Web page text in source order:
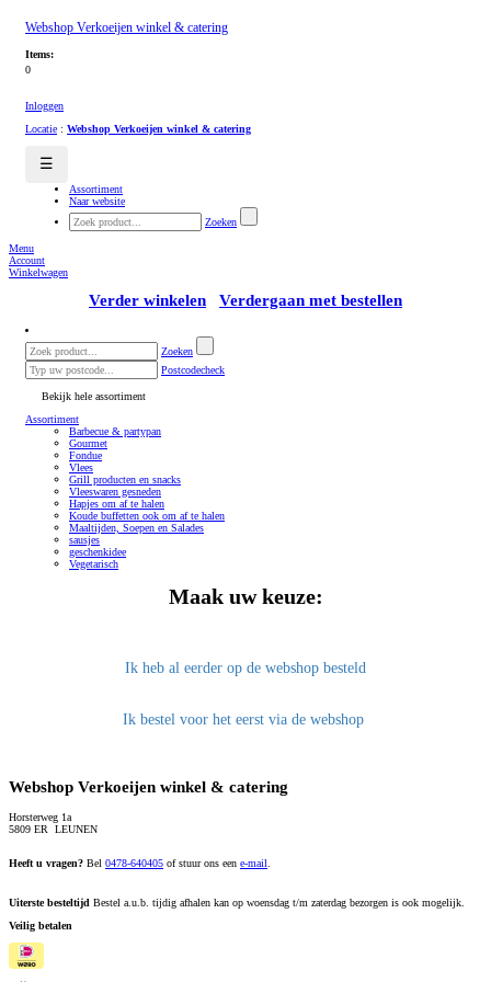
Webshop Verkoeijen winkel & catering
Items:
0
Inloggen
Locatie : Webshop Verkoeijen winkel & catering
☰
Assortiment
Naar website
Zoeken
Menu
Account
Winkelwagen
Verder winkelen Verdergaan met bestellen
Zoeken
Postcodecheck
Bekijk hele assortiment
Assortiment
Barbecue & partypan
Gourmet
Fondue
Vlees
Grill producten en snacks
Vleeswaren gesneden
Hapjes om af te halen
Koude buffetten ook om af te halen
Maaltijden, Soepen en Salades
sausjes
geschenkidee
Vegetarisch
Maak uw keuze:
Ik heb al eerder op de webshop besteld
Ik bestel voor het eerst via de webshop
Webshop Verkoeijen winkel & catering
Horsterweg 1a
5809 ER LEUNEN
Heeft u vragen? Bel 0478-640405 of stuur ons een e-mail
Uiterste besteltijd Bestel a.u.b. tijdig afhalen kan op woensdag t/m zaterdag bezorgen is ook mogelijk.
Veilig betalen